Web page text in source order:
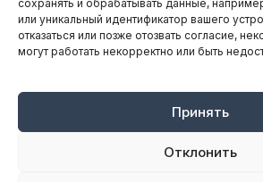
сохранять и обрабатывать данные,
или уникальный идентификатор вашего
отказаться или позже отозвать согласие,
могут работать некорректно или быть
Принять
Отклонить
НАВИГАЦИЯ
Оплата онлайн